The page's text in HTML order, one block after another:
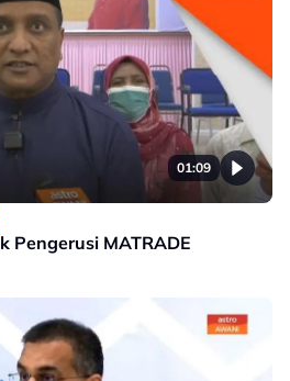
01:09
Pengerusi MATRADE